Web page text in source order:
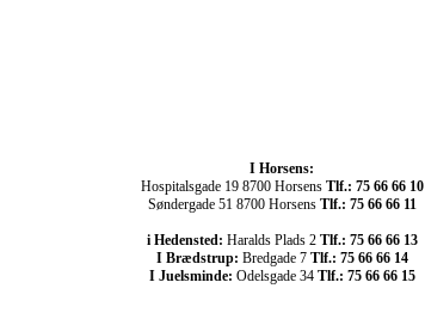
I Horsens:
Hospitalsgade 19 8700 Horsens Tlf.: 75 66 66 10
Søndergade 51 8700 Horsens Tlf.: 75 66 66 11
i Hedensted: Haralds Plads 2 Tlf.: 75 66 66 13
I Brædstrup: Bredgade 7 Tlf.: 75 66 66 14
I Juelsminde: Odelsgade 34 Tlf.: 75 66 66 15